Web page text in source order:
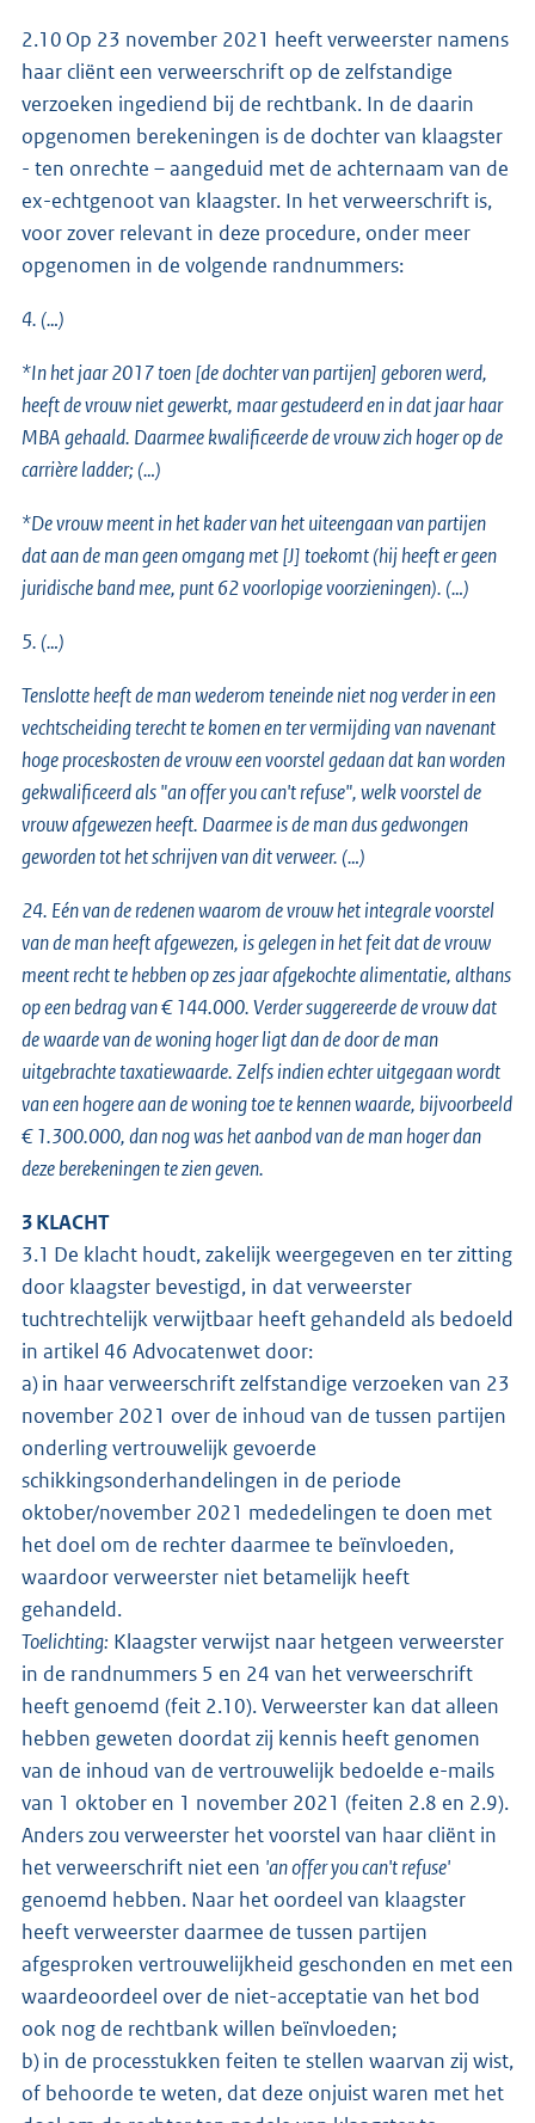
2.10 Op 23 november 2021 heeft verweerster namens
haar cliënt een verweerschrift op de zelfstandige
verzoeken ingediend bij de rechtbank. In de daarin
opgenomen berekeningen is de dochter van klaagster
- ten onrechte – aangeduid met de achternaam van de
ex-echtgenoot van klaagster. In het verweerschrift is,
voor zover relevant in deze procedure, onder meer
opgenomen in de volgende randnummers:
4. (…)
*In het jaar 2017 toen [de dochter van partijen] geboren werd,
heeft de vrouw niet gewerkt, maar gestudeerd en in dat jaar haar
MBA gehaald. Daarmee kwalificeerde de vrouw zich hoger op de
carrière ladder; (…)
*De vrouw meent in het kader van het uiteengaan van partijen
dat aan de man geen omgang met [J] toekomt (hij heeft er geen
juridische band mee, punt 62 voorlopige voorzieningen). (…)
5. (…)
Tenslotte heeft de man wederom teneinde niet nog verder in een
vechtscheiding terecht te komen en ter vermijding van navenant
hoge proceskosten de vrouw een voorstel gedaan dat kan worden
gekwalificeerd als "an offer you can't refuse", welk voorstel de
vrouw afgewezen heeft. Daarmee is de man dus gedwongen
geworden tot het schrijven van dit verweer. (…)
24. Eén van de redenen waarom de vrouw het integrale voorstel
van de man heeft afgewezen, is gelegen in het feit dat de vrouw
meent recht te hebben op zes jaar afgekochte alimentatie, althans
op een bedrag van € 144.000. Verder suggereerde de vrouw dat
de waarde van de woning hoger ligt dan de door de man
uitgebrachte taxatiewaarde. Zelfs indien echter uitgegaan wordt
van een hogere aan de woning toe te kennen waarde, bijvoorbeeld
€ 1.300.000, dan nog was het aanbod van de man hoger dan
deze berekeningen te zien geven.
3 KLACHT
3.1 De klacht houdt, zakelijk weergegeven en ter zitting
door klaagster bevestigd, in dat verweerster
tuchtrechtelijk verwijtbaar heeft gehandeld als bedoeld
in artikel 46 Advocatenwet door:
a) in haar verweerschrift zelfstandige verzoeken van 23
november 2021 over de inhoud van de tussen partijen
onderling vertrouwelijk gevoerde
schikkingsonderhandelingen in de periode
oktober/november 2021 mededelingen te doen met
het doel om de rechter daarmee te beïnvloeden,
waardoor verweerster niet betamelijk heeft
gehandeld.
Toelichting: Klaagster verwijst naar hetgeen verweerster
in de randnummers 5 en 24 van het verweerschrift
heeft genoemd (feit 2.10). Verweerster kan dat alleen
hebben geweten doordat zij kennis heeft genomen
van de inhoud van de vertrouwelijk bedoelde e-mails
van 1 oktober en 1 november 2021 (feiten 2.8 en 2.9).
Anders zou verweerster het voorstel van haar cliënt in
het verweerschrift niet een 'an offer you can't refuse'
genoemd hebben. Naar het oordeel van klaagster
heeft verweerster daarmee de tussen partijen
afgesproken vertrouwelijkheid geschonden en met een
waardeoordeel over de niet-acceptatie van het bod
ook nog de rechtbank willen beïnvloeden;
b) in de processtukken feiten te stellen waarvan zij wist,
of behoorde te weten, dat deze onjuist waren met het